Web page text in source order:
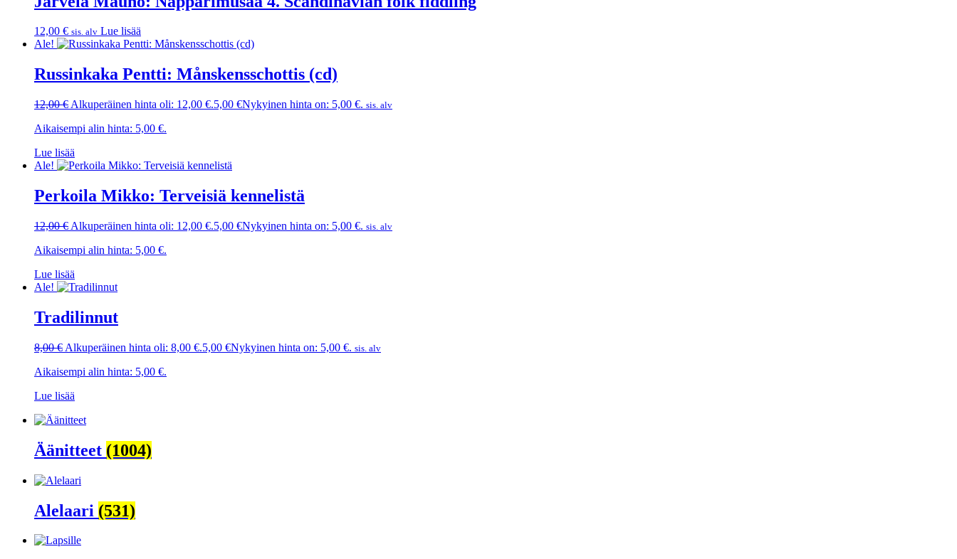
12,00 € sis. alv Lue lisää
Ale!
Russinkaka Pentti: Månskensschottis (cd)
12,00€ Alkuperäinen hinta oli: 12,00 €.5,00 €Nykyinen hinta on: 5,00 €. sis. alv
Aikaisempi alin hinta: 5,00 €.
Lue lisää
Ale!
Perkoila Mikko: Terveisiä kennelistä
12,00€ Alkuperäinen hinta oli: 12,00 €.5,00 €Nykyinen hinta on: 5,00 €. sis. alv
Aikaisempi alin hinta: 5,00 €.
Lue lisää
Ale!
Tradilinnut
8,00€ Alkuperäinen hinta oli: 8,00 €.5,00 €Nykyinen hinta on: 5,00 €. sis. alv
Aikaisempi alin hinta: 5,00 €.
Lue lisää
Äänitteet (1004)
Alelaari (531)